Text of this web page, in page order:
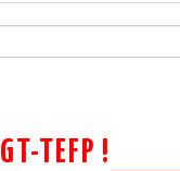
TEFP !